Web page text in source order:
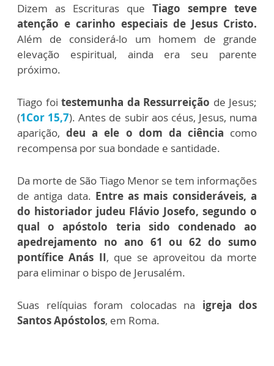
Dizem as Escrituras que Tiago sempre teve
atenção e carinho especiais de Jesus Cristo.
Além de considerá-lo um homem de grande
elevação espiritual, ainda era seu parente
próximo.
Tiago foi testemunha da Ressurreição de Jesus;
(1Cor 15,7). Antes de subir aos céus, Jesus, numa
aparição,deu a ele o dom da ciência como
recompensa por sua bondade e santidade.
Da morte de São Tiago Menor se tem informações
de antiga data. Entre as mais consideráveis, a
do historiador judeu Flávio Josefo, segundo o
qual o apóstolo teria sido condenado ao
apedrejamento no ano 61 ou 62 do sumo
pontífice Anás II, que se aproveitou da morte
para eliminar o bispo de Jerusalém.
Suas relíquias foram colocadas na igreja dos
Santos Apóstolos, em Roma.